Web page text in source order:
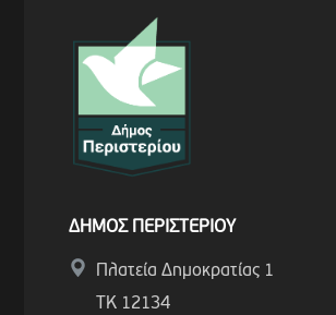
ΔΗΜΟΣ ΠΕΡΙΣΤΕΡΙΟΥ
Πλατεία Δημοκρατίας 1
ΤΚ 12134